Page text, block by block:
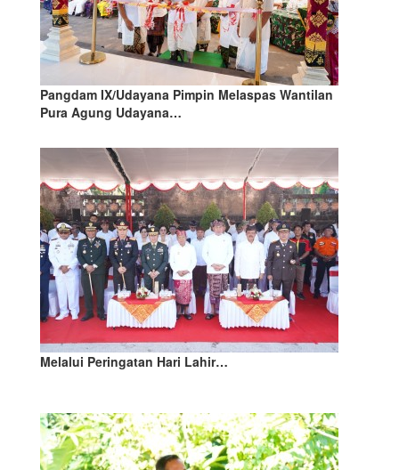
Pangdam IX/Udayana Pimpin Melaspas Wantilan
Pura Agung Udayana…
Melalui Peringatan Hari Lahir…